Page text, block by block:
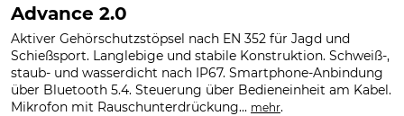
Advance 2.0
Aktiver Gehörschutzstöpsel nach EN 352 für Jagd und
Schießsport. Langlebige und stabile Konstruktion. Schweiß-,
staub- und wasserdicht nach IP67. Smartphone-Anbindung
über Bluetooth 5.4. Steuerung über Bedieneinheit am Kabel.
Mikrofon mit Rauschunterdrückung... mehr.